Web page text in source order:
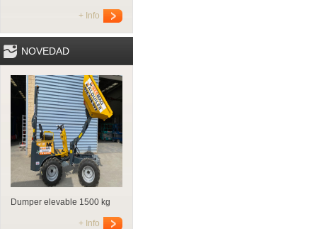
+ Info
NOVEDAD
Dumper elevable 1500 kg
+ Info